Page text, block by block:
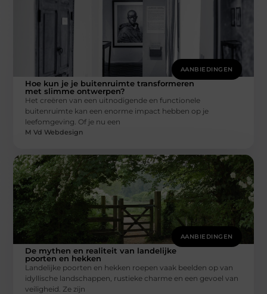
AANBIEDINGEN
Hoe kun je je buitenruimte transformeren
met slimme ontwerpen?
Het creëren van een uitnodigende en functionele
buitenruimte kan een enorme impact hebben op je
leefomgeving. Of je nu een
M Vd Webdesign
AANBIEDINGEN
De mythen en realiteit van landelijke
poorten en hekken
Landelijke poorten en hekken roepen vaak beelden op van
idyllische landschappen, rustieke charme en een gevoel van
veiligheid. Ze zijn